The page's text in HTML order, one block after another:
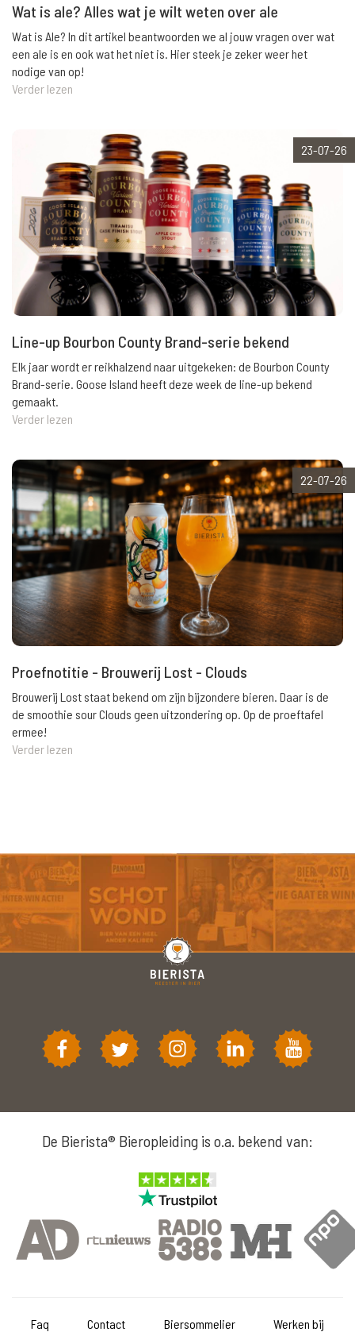
Wat is ale? Alles wat je wilt weten over ale
Wat is Ale? In dit artikel beantwoorden we al jouw vragen over wat
een ale is en ook wat het niet is. Hier steek je zeker weer het
nodige van op!
Verder lezen
23-07-26
Line-up Bourbon County Brand-serie bekend
Elk jaar wordt er reikhalzend naar uitgekeken: de Bourbon County
Brand-serie. Goose Island heeft deze week de line-up bekend
gemaakt.
Verder lezen
22-07-26
Proefnotitie - Brouwerij Lost - Clouds
Brouwerij Lost staat bekend om zijn bijzondere bieren. Daar is de
de smoothie sour Clouds geen uitzondering op. Op de proeftafel
ermee!
Verder lezen
De Bierista® Bieropleiding is o.a. bekend van:
Faq Contact Biersommelier Werken bij